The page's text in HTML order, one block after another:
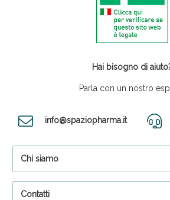
Hai bisogno di
Parla con un nostro
info@spaziopharma.it
Chi siamo
Contatti